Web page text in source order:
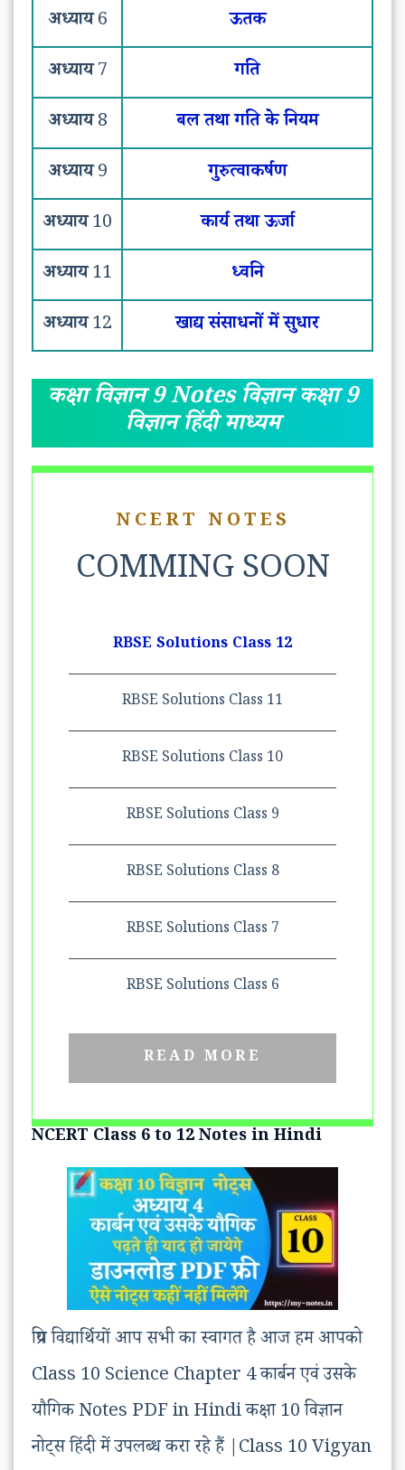
अध्याय6
ऊतक
अध्याय7
गति
अध्याय8
बल तथा गति के नियम
अध्याय9
गुरुत्वाकर्षण
अध्याय10
कार्य तथा ऊर्जा
अध्याय11
ध्वनि
अध्याय12 खाद्य संसाधनों में सुधार
कक्षा विज्ञान 9 Notes विज्ञान कक्षा 9
विज्ञान हिंदी माध्यम
NCERT NOTES
COMMING SOON
RBSE Solutions Class 12
RBSE Solutions Class 11
RBSE Solutions Class 10
RBSE Solutions Class 9
RBSE Solutions Class 8
RBSE Solutions Class 7
RBSE Solutions Class 6
READ MORE
NCERT Class 6 to 12 Notes in Hindi
प्रिय विद्यार्थियों आप सभी का स्वागत है आज हम आपको
Class 10 Science Chapter 4 कार्बन एवं उसके
यौगिक Notes PDF in Hindi कक्षा 10 विज्ञान
नोट्स हिंदी में उपलब्ध करा रहे हैं |Class 10 Vigyan